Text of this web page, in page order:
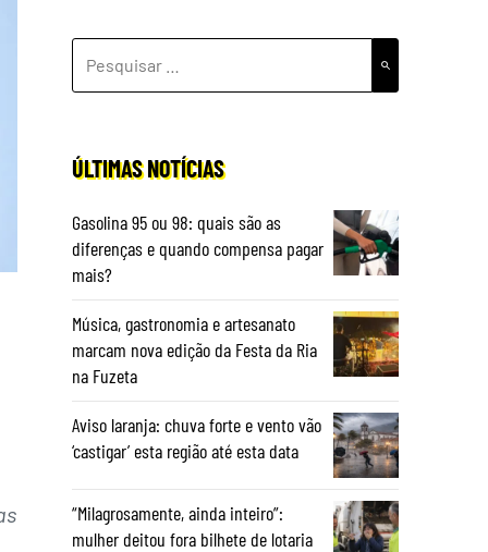
POR:
ÚLTIMAS NOTÍCIAS
Gasolina 95 ou 98: quais são as
diferenças e quando compensa pagar
mais?
Música, gastronomia e artesanato
marcam nova edição da Festa da Ria
na Fuzeta
Aviso laranja: chuva forte e vento vão
‘castigar’ esta região até esta data
“Milagrosamente, ainda inteiro”:
mulher deitou fora bilhete de lotaria